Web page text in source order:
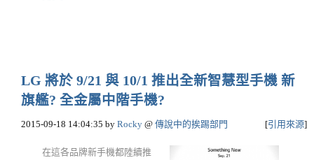
LG 將於 9/21 與 10/1 推出全新智慧型手機 新
旗艦? 全金屬中階手機?
2015-09-18 14:04:35 by Rocky @ 傳說中的挨踢部門 [引用來源]
在這各品牌新手機都陸續推